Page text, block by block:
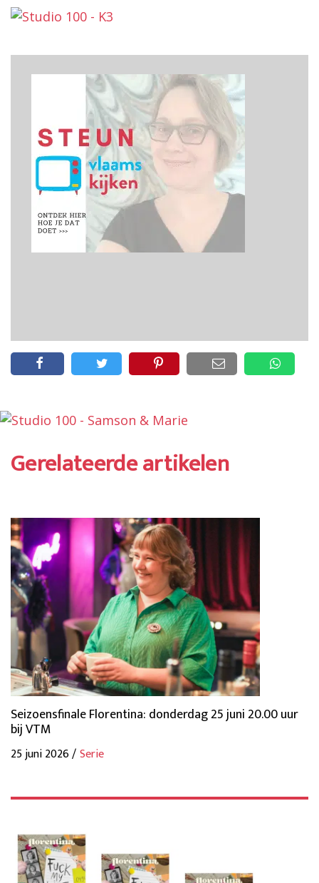
Gerelateerde artikelen
Seizoensfinale Florentina: donderdag 25 juni 20.00 uur
bij VTM
25 juni 2026 /Serie